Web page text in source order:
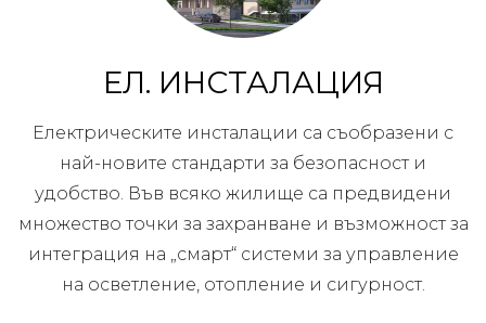
ЕЛ. ИНСТАЛАЦИЯ
Електрическите инсталации са съобразени с
най-новите стандарти за безопасност и
удобство. Във всяко жилище са предвидени
множество точки за захранване и възможност за
интеграция на „смарт“ системи за управление
на осветление, отопление и сигурност.